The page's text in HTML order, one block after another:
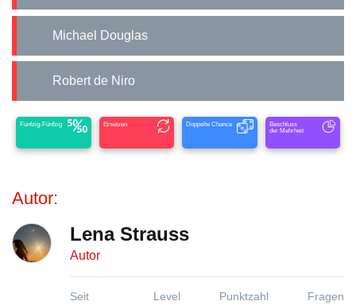
Michael Douglas
Robert de Niro
Fünfzig-Fünfzig Ersetzen Doppelte Chance
Beschluss
der Mehrheit
Autor:
Lena Strauss
Autor
Seit Level Punktzahl Fragen